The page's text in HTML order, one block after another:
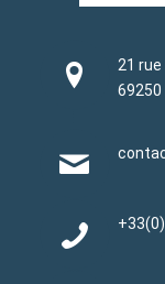
21
+33(0)